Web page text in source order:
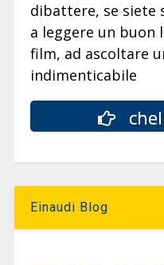
dibattere, se siete
a leggere un buon
film, ad ascoltare
indimenticabile
Einaudi Blog